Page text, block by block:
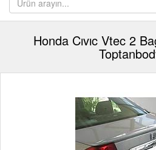
Honda Cıvıc Vtec 2